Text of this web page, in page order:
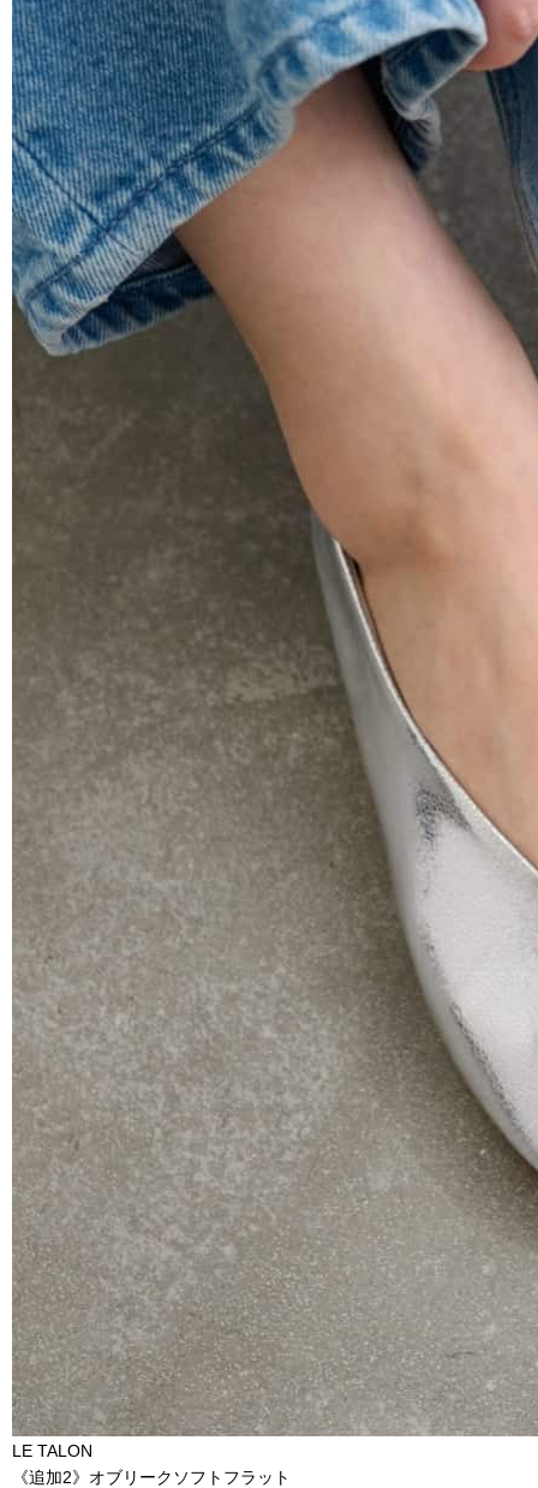
LE TALON
《追加2》オブリークソフトフラット